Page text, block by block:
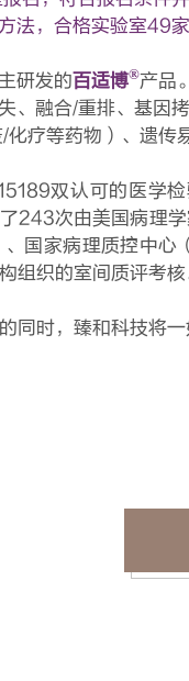
法，合格实验室49家
研发的百适博®产品
、融合/重排、基
疗等药物）、遗传
双认可的医学
243次由美国病理
国家病理质控中
组织的室间质评考核
同时，臻和科技将